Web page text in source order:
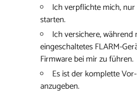
Ich verpflichte mich,
starten.
Ich versichere, während
eingeschaltetes FLARM-
Firmware bei mir zu führen.
Es ist der komplette
anzugeben.